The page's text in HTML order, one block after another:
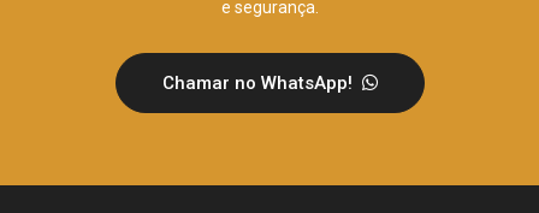
e segurança.
Chamar no WhatsApp!